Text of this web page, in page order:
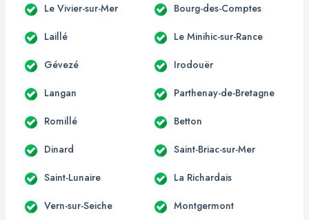
Le Vivier-sur-Mer Bourg-des-Comptes
Laillé Le Minihic-sur-Rance
Gévezé Irodouër
Langan Parthenay-de-Bretagne
Romillé Betton
Dinard Saint-Briac-sur-Mer
Saint-Lunaire La Richardais
Vern-sur-Seiche Montgermont